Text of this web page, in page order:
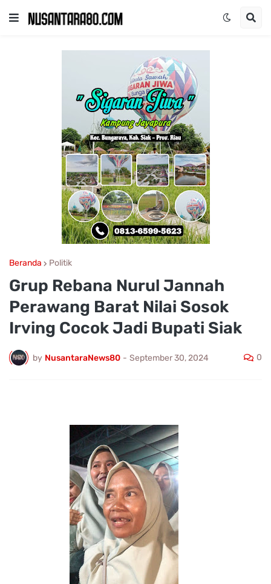
Beranda Politik
Grup Rebana Nurul Jannah
Perawang Barat Nilai Sosok
Irving Cocok Jadi Bupati Siak
by NusantaraNews80 - September 30, 2024 0